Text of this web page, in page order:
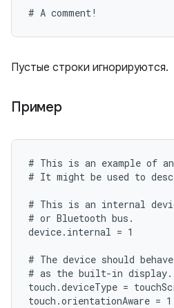
Пустые строки игнорируются.
Пример
# This is an example of
# It might be used to
# This is an internal
# or Bluetooth bus.
device.internal = 1
# The device should
# as the built-in display.
touch.deviceType =
touch.orientationAware = 1